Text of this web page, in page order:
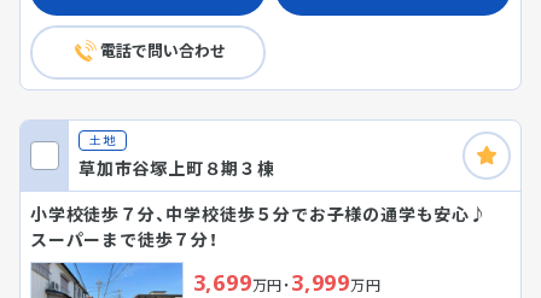
電話で問い合わせ
土地
草加市谷塚上町８期３棟
小学校徒歩７分、中学校徒歩５分でお子様の通学も安心♪
スーパーまで徒歩７分！
3,699万円・3,999万円